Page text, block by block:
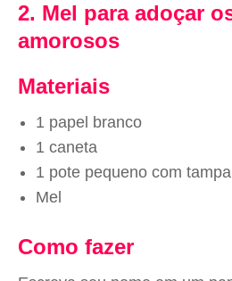
2. Mel para adoçar
amorosos
Materiais
1 papel branco
1 caneta
1 pote pequeno com tampa
Mel
Como fazer